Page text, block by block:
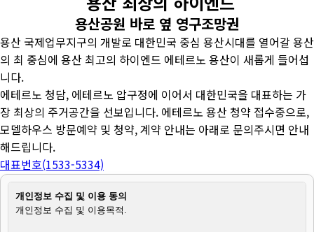
용산공원 바로 옆 영구조망권
용산 국제업무지구의 개발로 대한민국 중심 용산시대를 열어갈 용산
의 최 중심에 용산 최고의 하이엔드 에테르노 용산이 새롭게 들어섭
니다.
에테르노 청담, 에테르노 압구정에 이어서 대한민국을 대표하는 가
장 최상의 주거공간을 선보입니다. 에테르노 용산 청약 접수중으로,
모델하우스 방문예약 및 청약, 계약 안내는 아래로 문의주시면 안내
해드립니다.
대표번호(1533-5334)
개인정보 수집 및 이용 동의
개인정보 수집 및 이용목적.